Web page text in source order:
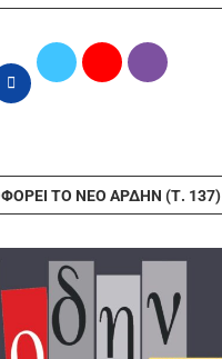
ΤΟ ΝΈΟ ΆΡΔΗΝ (Τ. 137)